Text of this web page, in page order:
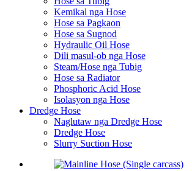
Kemikal nga Hose
Hose sa Pagkaon
Hose sa Sugnod
Hydraulic Oil Hose
Dili masul-ob nga Hose
Steam/Hose nga Tubig
Hose sa Radiator
Phosphoric Acid Hose
Isolasyon nga Hose
Dredge Hose
Naglutaw nga Dredge Hose
Dredge Hose
Slurry Suction Hose